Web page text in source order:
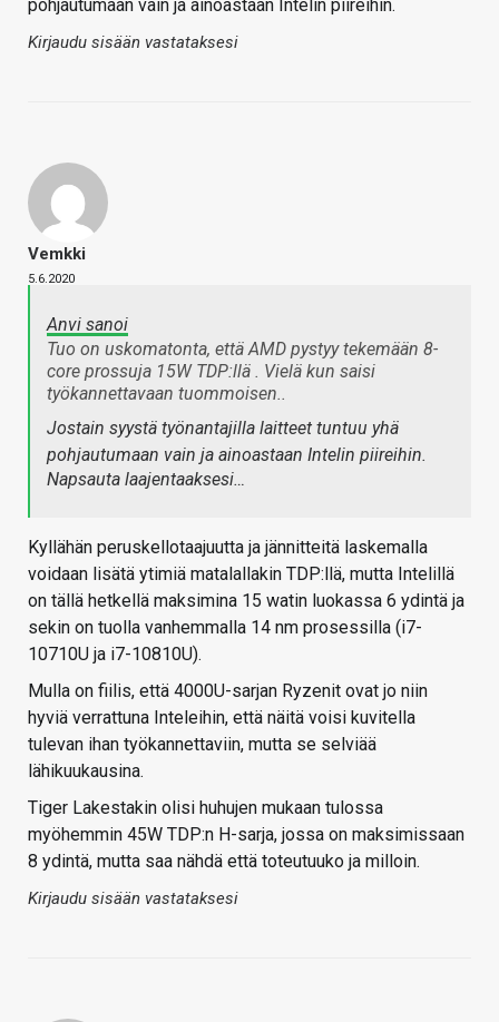
pohjautumaan vain ja ainoastaan Intelin piireihin.
Kirjaudu sisään vastataksesi
Vemkki
5.6.2020
Anvi sanoi
Tuo on uskomatonta, että AMD pystyy tekemään 8-
core prossuja 15W TDP:llä . Vielä kun saisi
työkannettavaan tuommoisen..
Jostain syystä työnantajilla laitteet tuntuu yhä
pohjautumaan vain ja ainoastaan Intelin piireihin.
Napsauta laajentaaksesi…
Kyllähän peruskellotaajuutta ja jännitteitä laskemalla
voidaan lisätä ytimiä matalallakin TDP:llä, mutta Intelillä
on tällä hetkellä maksimina 15 watin luokassa 6 ydintä ja
sekin on tuolla vanhemmalla 14 nm prosessilla (i7-
10710U ja i7-10810U).
Mulla on fiilis, että 4000U-sarjan Ryzenit ovat jo niin
hyviä verrattuna Inteleihin, että näitä voisi kuvitella
tulevan ihan työkannettaviin, mutta se selviää
lähikuukausina.
Tiger Lakestakin olisi huhujen mukaan tulossa
myöhemmin 45W TDP:n H-sarja, jossa on maksimissaan
8 ydintä, mutta saa nähdä että toteutuuko ja milloin.
Kirjaudu sisään vastataksesi